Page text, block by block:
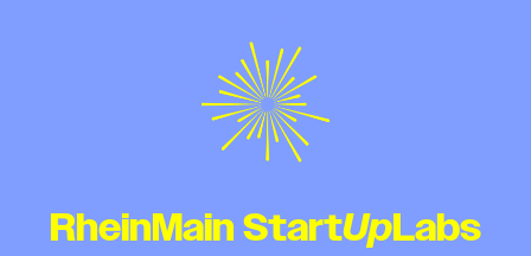
RheinMain StartUpLabs